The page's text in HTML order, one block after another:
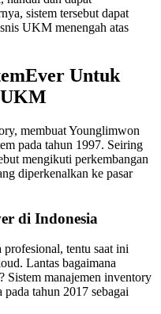
sistem tersebut dapat
UKM menengah atas
Untuk
membuat Younglimwon
pada tahun 1997. Seiring
mengikuti perkembangan
diperkenalkan ke pasar
di Indonesia
tentu saat ini
Lantas bagaimana
Sistem manajemen inventory
tahun 2017 sebagai